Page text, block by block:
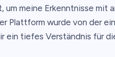
meine Erkenntnisse mit
Plattform wurde von der
ein tiefes Verständnis für